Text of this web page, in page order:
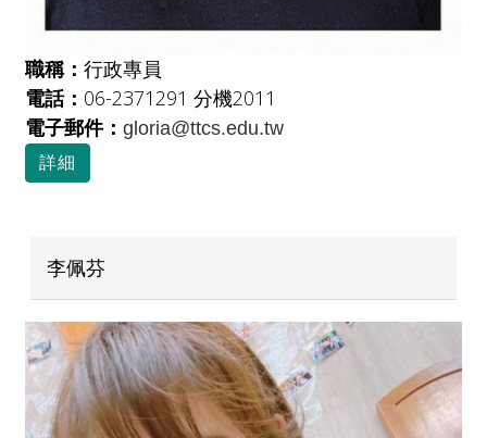
職稱： 行政專員
電話： 06-2371291 分機2011
電子郵件： gloria@ttcs.edu.tw
詳細
李佩芬